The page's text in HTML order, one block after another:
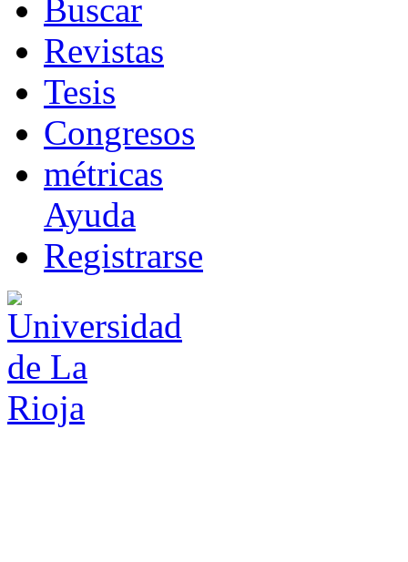
Buscar
Revistas
Tesis
Congresos
métricas
Ayuda
Registrarse